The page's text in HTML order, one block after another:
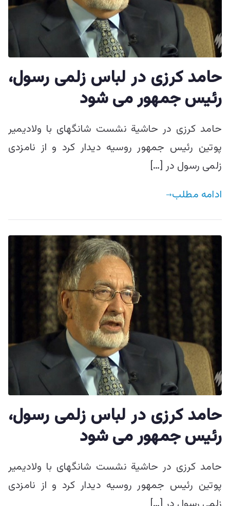
ییزو څېړنو
مرکز
حامد کرزی در لباس زلمی رسول،
رئیس جمهور می شود
حامد کرزی در حاشیة نشست شانگهای با ولادیمیر
پوتین رئیس جمهور روسیه دیدار کرد و از نامزدی
زلمی رسول در […]
ادامه مطلب
حامد کرزی در لباس زلمی رسول،
رئیس جمهور می شود
حامد کرزی در حاشیة نشست شانگهای با ولادیمیر
پوتین رئیس جمهور روسیه دیدار کرد و از نامزدی